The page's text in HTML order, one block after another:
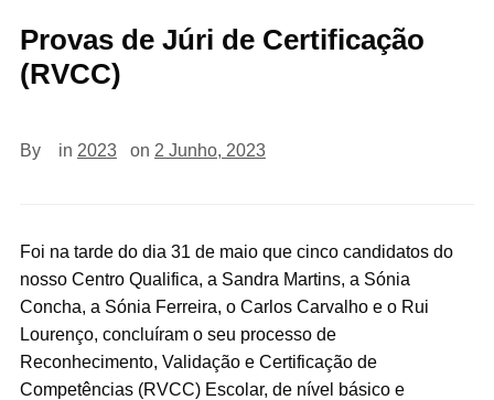
Provas de Júri de Certificação
(RVCC)
By in 2023 on 2 Junho, 2023
Foi na tarde do dia 31 de maio que cinco candidatos do
nosso Centro Qualifica, a Sandra Martins, a Sónia
Concha, a Sónia Ferreira, o Carlos Carvalho e o Rui
Lourenço, concluíram o seu processo de
Reconhecimento, Validação e Certificação de
Competências (RVCC) Escolar, de nível básico e